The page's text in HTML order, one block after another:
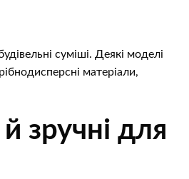
суміші. Деякі моделі
матеріали,
зручні для